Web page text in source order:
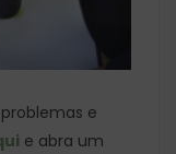
e
e abra um